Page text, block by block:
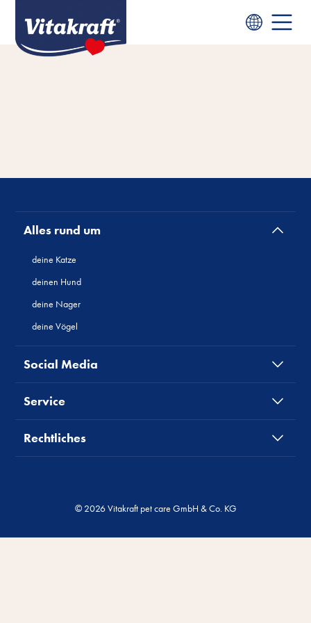
Alles rund um
deine Katze
deinen Hund
deine Nager
deine Vögel
Social Media
Service
Rechtliches
© 2026 Vitakraft pet care GmbH & Co. KG